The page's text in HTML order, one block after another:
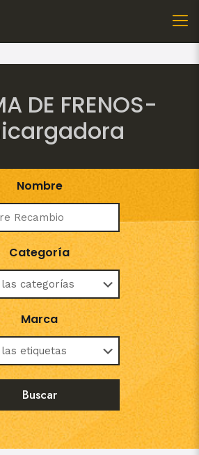
DE FRENOS-
Nombre
Categoría
Marca